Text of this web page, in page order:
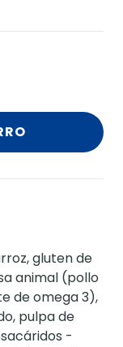
gluten de
animal (pollo
de omega 3),
pulpa de
-